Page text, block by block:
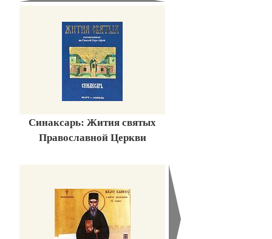
Синаксарь: Жития святых
Православной Церкви